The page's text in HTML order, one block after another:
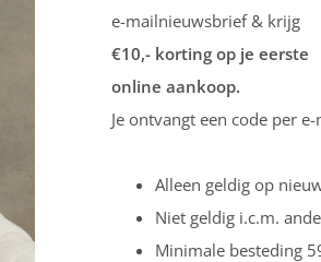
e-mailnieuwsbrief & krijg
€10,- korting op je eerste
online aankoop.
Je ontvangt een code per
Alleen geldig op
Niet geldig i.c.m.
Minimale besteding